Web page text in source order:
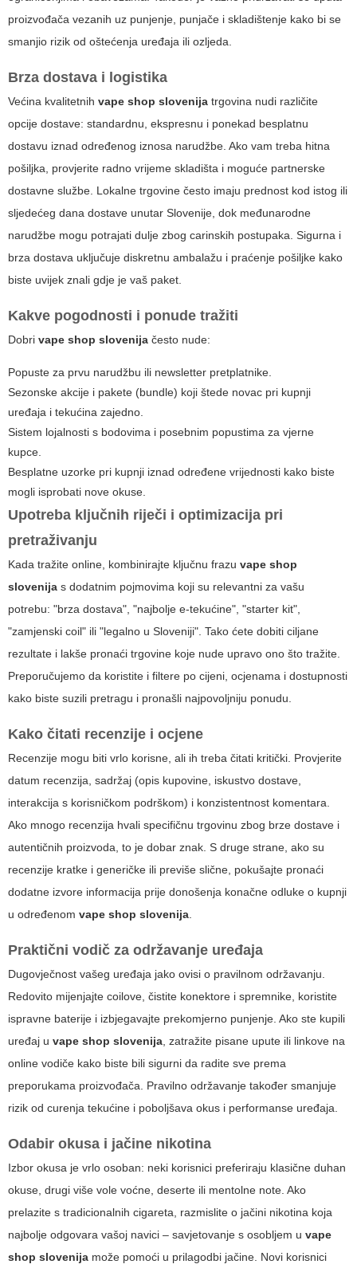
proizvođača vezanih uz punjenje, punjače i skladištenje kako bi se
smanjio rizik od oštećenja uređaja ili ozljeda.
Brza dostava i logistika
Većina kvalitetnih vape shop slovenija trgovina nudi različite
opcije dostave: standardnu, ekspresnu i ponekad besplatnu
dostavu iznad određenog iznosa narudžbe. Ako vam treba hitna
pošiljka, provjerite radno vrijeme skladišta i moguće partnerske
dostavne službe. Lokalne trgovine često imaju prednost kod istog ili
sljedećeg dana dostave unutar Slovenije, dok međunarodne
narudžbe mogu potrajati dulje zbog carinskih postupaka. Sigurna i
brza dostava uključuje diskretnu ambalažu i praćenje pošiljke kako
biste uvijek znali gdje je vaš paket.
Kakve pogodnosti i ponude tražiti
Dobri vape shop slovenija često nude:
Popuste za prvu narudžbu ili newsletter pretplatnike.
Sezonske akcije i pakete (bundle) koji štede novac pri kupnji
uređaja i tekućina zajedno.
Sistem lojalnosti s bodovima i posebnim popustima za vjerne
kupce.
Besplatne uzorke pri kupnji iznad određene vrijednosti kako biste
mogli isprobati nove okuse.
Upotreba ključnih riječi i optimizacija pri
pretraživanju
Kada tražite online, kombinirajte ključnu frazu vape shop
slovenija s dodatnim pojmovima koji su relevantni za vašu
potrebu: "brza dostava", "najbolje e-tekućine", "starter kit",
"zamjenski coil" ili "legalno u Sloveniji". Tako ćete dobiti ciljane
rezultate i lakše pronaći trgovine koje nude upravo ono što tražite.
Preporučujemo da koristite i filtere po cijeni, ocjenama i dostupnosti
kako biste suzili pretragu i pronašli najpovoljniju ponudu.
Kako čitati recenzije i ocjene
Recenzije mogu biti vrlo korisne, ali ih treba čitati kritički. Provjerite
datum recenzija, sadržaj (opis kupovine, iskustvo dostave,
interakcija s korisničkom podrškom) i konzistentnost komentara.
Ako mnogo recenzija hvali specifičnu trgovinu zbog brze dostave i
autentičnih proizvoda, to je dobar znak. S druge strane, ako su
recenzije kratke i generičke ili previše slične, pokušajte pronaći
dodatne izvore informacija prije donošenja konačne odluke o kupnji
u određenom vape shop slovenija
Praktični vodič za održavanje uređaja
Dugovječnost vašeg uređaja jako ovisi o pravilnom održavanju.
Redovito mijenjajte coilove, čistite konektore i spremnike, koristite
ispravne baterije i izbjegavajte prekomjerno punjenje. Ako ste kupili
uređaj u vape shop slovenija , zatražite pisane upute ili linkove na
online vodiče kako biste bili sigurni da radite sve prema
preporukama proizvođača. Pravilno održavanje također smanjuje
rizik od curenja tekućine i poboljšava okus i performanse uređaja.
Odabir okusa i jačine nikotina
Izbor okusa je vrlo osoban: neki korisnici preferiraju klasične duhan
okuse, drugi više vole voćne, deserte ili mentolne note. Ako
prelazite s tradicionalnih cigareta, razmislite o jačini nikotina koja
najbolje odgovara vašoj navici – savjetovanje s osobljem u vape
shop slovenija može pomoći u prilagodbi jačine. Novi korisnici